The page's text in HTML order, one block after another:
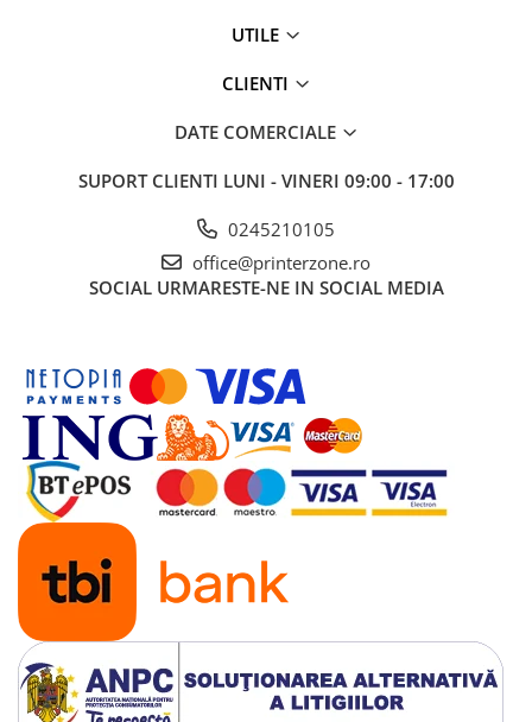
Modemuri
Antene & amplificatoare semnal
Accesorii retelistica
UPS & Stabilizatoare
UPS-uri
Baterii UPS
Accesorii UPS
Servere, Storage & NAS
Servere NAS
Servere
SSD enterprise
HDD enterprise
DAS (Direct Attached Storage)
UTILE
CLIENTI
DATE COMERCIALE
SUPORT CLIENTI LUNI - VINERI 09:00 - 17:00
0245210105
office@printerzone.ro
SOCIAL URMARESTE-NE IN SOCIAL MEDIA